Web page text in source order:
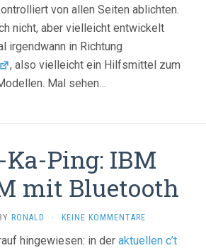
von allen Seiten ablichten.
nicht, aber vielleicht entwickelt
irgendwann in Richtung
, also vielleicht ein Hilfsmittel zum
Mal sehen…
Ping: IBM
mit Bluetooth
RONALD · KEINE KOMMENTARE
hingewiesen: in der aktuellen c’t